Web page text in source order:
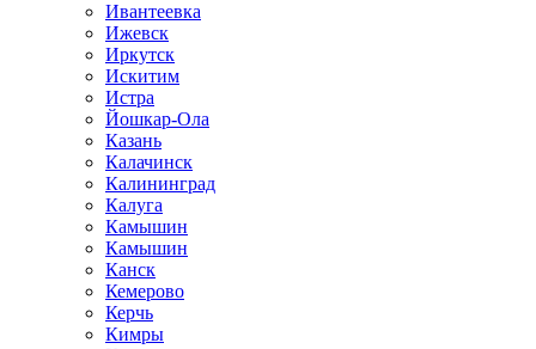
Ивантеевка
Ижевск
Иркутск
Искитим
Истра
Йошкар-Ола
Казань
Калачинск
Калининград
Калуга
Камышин
Камышин
Канск
Кемерово
Керчь
Кимры